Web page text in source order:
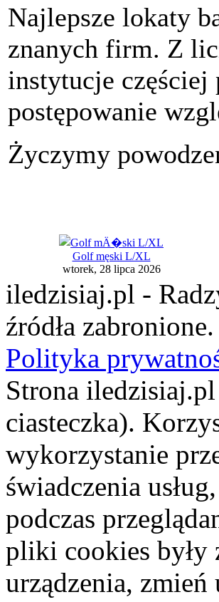
Najlepsze lokaty
znanych firm. Z
instytucje częściej
postępowanie
Życzymy
Golf męski L/XL
wtorek, 28 lipca 2026
iledzisiaj.pl -
źródła zabronione.
Polityka
Strona
ciasteczka).
wykorzystanie
świadczenia
podczas
pliki cookies były
urządzenia,